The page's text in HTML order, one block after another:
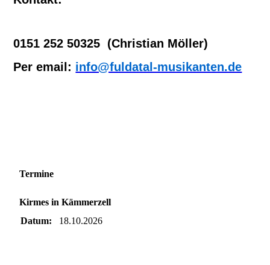
0151 252 50325 (Christian Möller)
Per email: info@fuldatal-musikanten.de
Termine
Kirmes in Kämmerzell
Datum:
18.10.2026